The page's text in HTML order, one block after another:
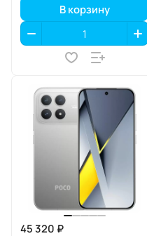
В корзину
45 320 ₽